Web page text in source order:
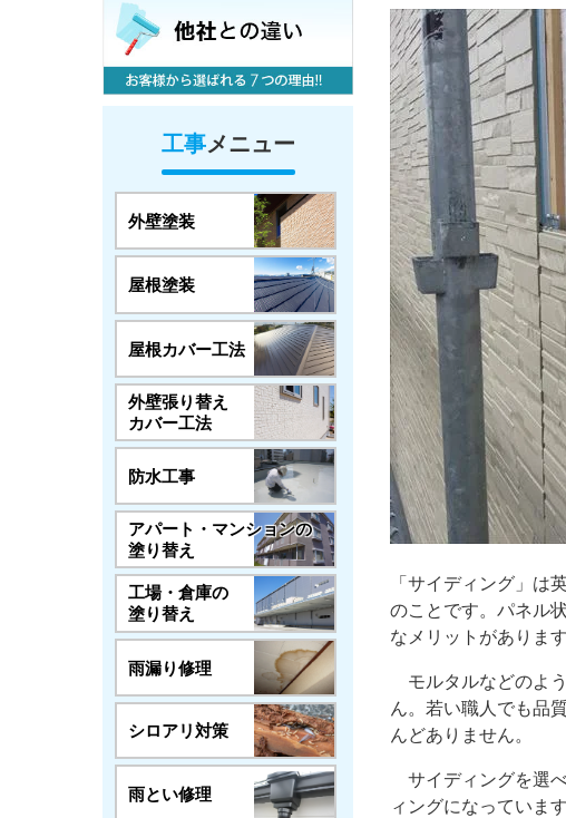
工事メニュー
外壁塗装
屋根塗装
屋根カバー工法
外壁張り替え
カバー工法
防水工事
アパート・マンションの
塗り替え
工場・倉庫の
塗り替え
雨漏り修理
シロアリ対策
雨とい修理
「サイディング」は
のことです。パネル
なメリットがあります
モルタルなどのよ
ん。若い職人でも品
んどありません。
サイディングを選
ィングになっていま